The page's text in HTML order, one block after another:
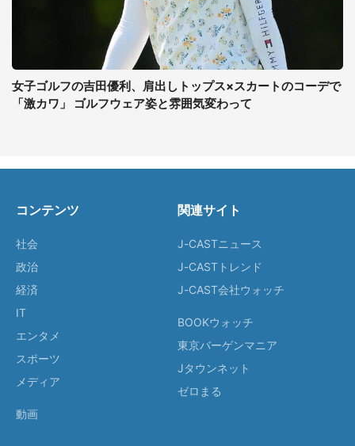
女子ゴルフの吉田優利、肩出しトップス×スカートのコーデで
「激カワ」 ゴルフウェア姿と雰囲気変わって
コンテンツ
社会
政治
経済
IT
エンタメ
スポーツ
メディア
動画
関連サイト
J-CASTニュース
J-CASTトレンド
J-CAST会社ウォッチ
BOOKウォッチ
東京バーゲンマニア
Jタウンネット
ゼロまる